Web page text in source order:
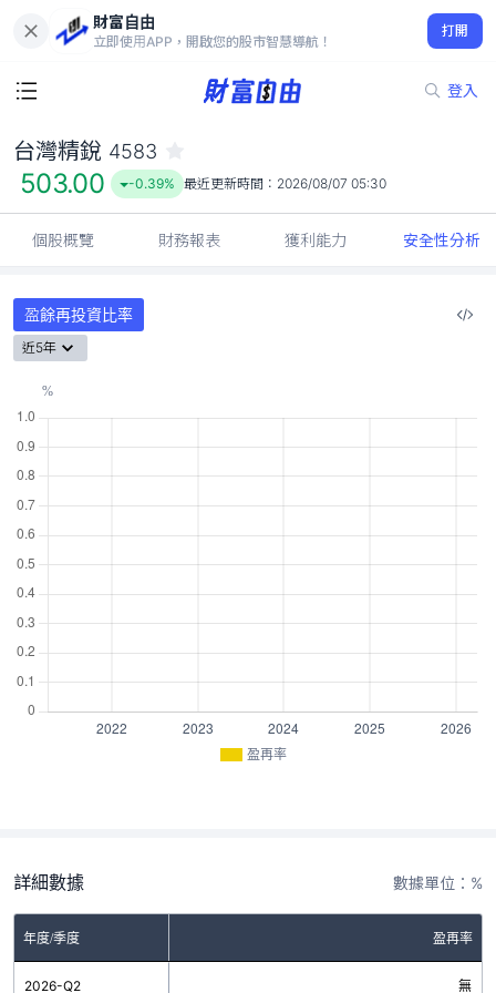
財富自由
立即使用APP，開啟您的股市智慧導航！
打開
登入
503.00
-0.39%
台灣精銳 4583
503.00 -0.39% 最近更新時間： 2026/08/07 05:30
個股概覽 財務報表 獲利能力 安全性分析
盈餘再投資比率
近5年
盈再率
詳細數據 數據單位：%
年度/季度 盈再率
2026-Q2 無